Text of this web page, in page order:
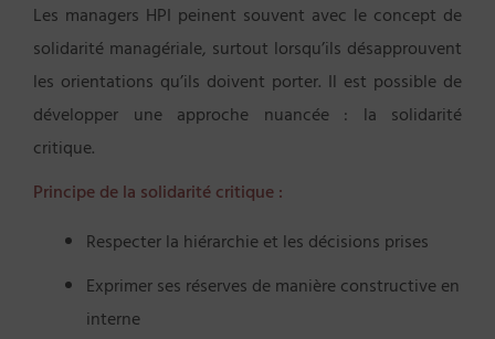
Les managers HPI peinent souvent avec le concept de
solidarité managériale, surtout lorsqu’ils désapprouvent
les orientations qu’ils doivent porter. Il est possible de
développer une approche nuancée : la solidarité
critique.
Principe de la solidarité critique :
Respecter la hiérarchie et les décisions prises
Exprimer ses réserves de manière constructive en
interne